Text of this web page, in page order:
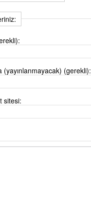
(yayınlanmayacak) (gerekli):
sitesi: